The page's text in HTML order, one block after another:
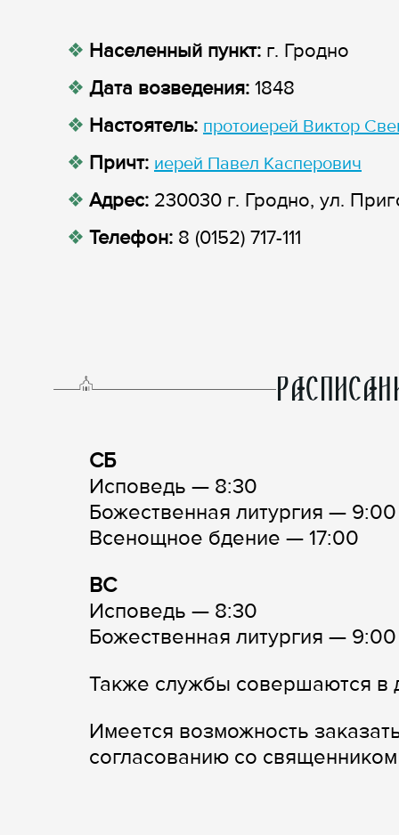
Населенный пункт: г. Гродно
Дата возведения: 1848
Настоятель: протоиерей Виктор
Причт: иерей Павел Касперович
Адрес: 230030 г. Гродно, ул.
Телефон: 8 (0152) 717-111
СБ
Исповедь — 8:30
Божественная литургия — 9:00
Всенощное бдение — 17:00
ВС
Исповедь — 8:30
Божественная литургия — 9:00
Также службы совершаются в
Имеется возможность
согласованию со священником